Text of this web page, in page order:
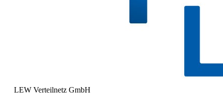
LEW Verteilnetz GmbH